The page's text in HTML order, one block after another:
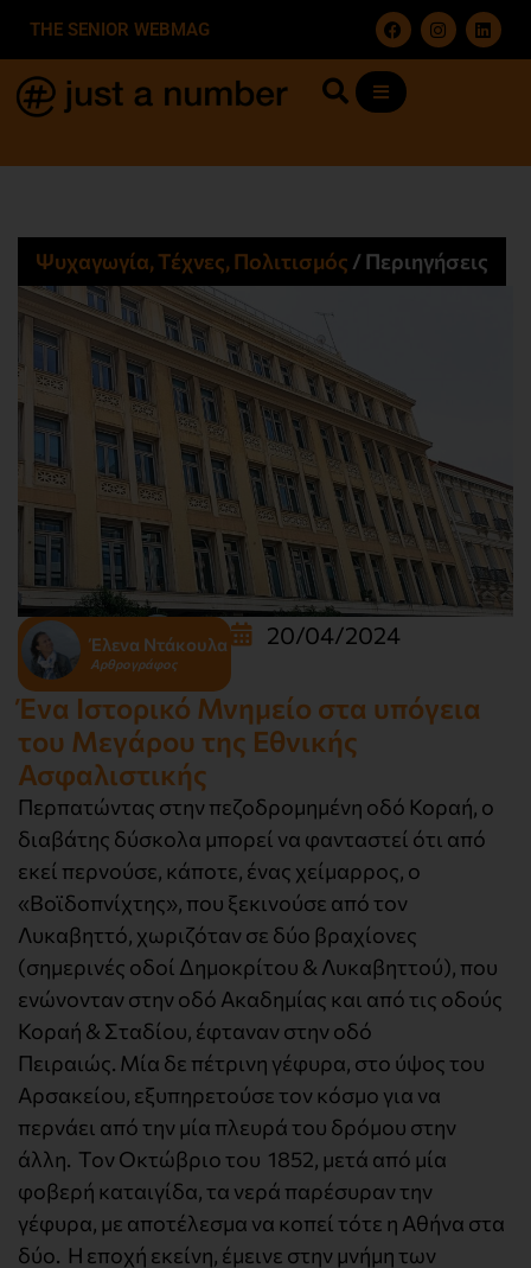
THE SENIOR WEBMAG
Ψυχαγωγία, Τέχνες, Πολιτισμός /Περιηγήσεις
Έλενα Ντάκουλα
Αρθρογράφος
20/04/2024
Ένα Ιστορικό Μνημείο στα υπόγεια
του Μεγάρου της Εθνικής
Ασφαλιστικής
Περπατώντας στην πεζοδρομημένη οδό Κοραή, ο
διαβάτης δύσκολα μπορεί να φανταστεί ότι από
εκεί περνούσε, κάποτε, ένας χείμαρρος, ο
«Βοϊδοπνίχτης», που ξεκινούσε από τον
Λυκαβηττό, χωριζόταν σε δύο βραχίονες
(σημερινές οδοί Δημοκρίτου & Λυκαβηττού), που
ενώνονταν στην οδό Ακαδημίας και από τις οδούς
Κοραή & Σταδίου, έφταναν στην οδό
Πειραιώς. Μία δε πέτρινη γέφυρα, στο ύψος του
Αρσακείου, εξυπηρετούσε τον κόσμο για να
περνάει από την μία πλευρά του δρόμου στην
άλλη. Τον Οκτώβριο του 1852, μετά από μία
φοβερή καταιγίδα, τα νερά παρέσυραν την
γέφυρα, με αποτέλεσμα να κοπεί τότε η Αθήνα στα
δύο. Η εποχή εκείνη, έμεινε στην μνήμη των